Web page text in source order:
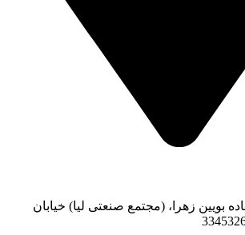
کیلومتر ۱۵ جاده بويین زهرا، (مجتمع صنعتی لیا) خیابان